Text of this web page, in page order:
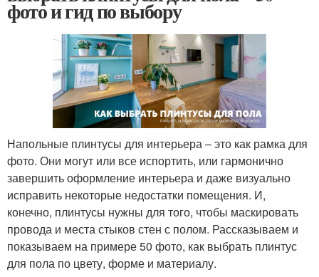
фото и гид по выбору
Напольные плинтусы для интерьера – это как рамка для
фото. Они могут или все испортить, или гармонично
завершить оформление интерьера и даже визуально
исправить некоторые недостатки помещения. И,
конечно, плинтусы нужны для того, чтобы маскировать
провода и места стыков стен с полом. Рассказываем и
показываем на примере 50 фото, как выбрать плинтус
для пола по цвету, форме и материалу.